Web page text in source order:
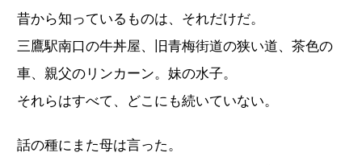
昔から知っているものは、それだけだ。
三鷹駅南口の牛丼屋、旧青梅街道の狭い道、茶色の
車、親父のリンカーン。妹の水子。
それらはすべて、どこにも続いていない。
話の種にまた母は言った。